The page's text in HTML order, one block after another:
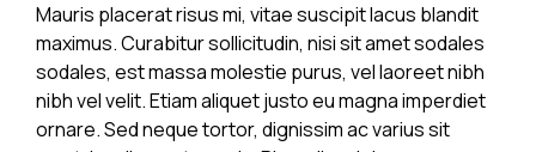
Mauris placerat risus mi, vitae suscipit lacus blandit
maximus. Curabitur sollicitudin, nisi sit amet sodales
sodales, est massa molestie purus, vel laoreet nibh
nibh vel velit. Etiam aliquet justo eu magna imperdiet
ornare. Sed neque tortor, dignissim ac varius sit